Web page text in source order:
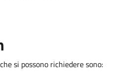
si possono richiedere sono: